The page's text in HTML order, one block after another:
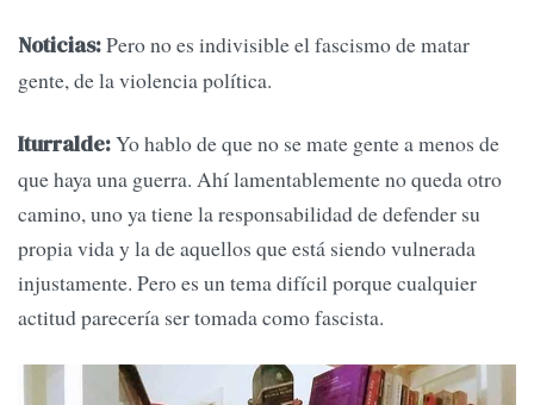
Noticias:Pero no es indivisible el fascismo de matar
gente, de la violencia política.
Iturralde:Yo hablo de que no se mate gente a menos de
que haya una guerra. Ahí lamentablemente no queda otro
camino, uno ya tiene la responsabilidad de defender su
propia vida y la de aquellos que está siendo vulnerada
injustamente. Pero es un tema difícil porque cualquier
actitud parecería ser tomada como fascista.